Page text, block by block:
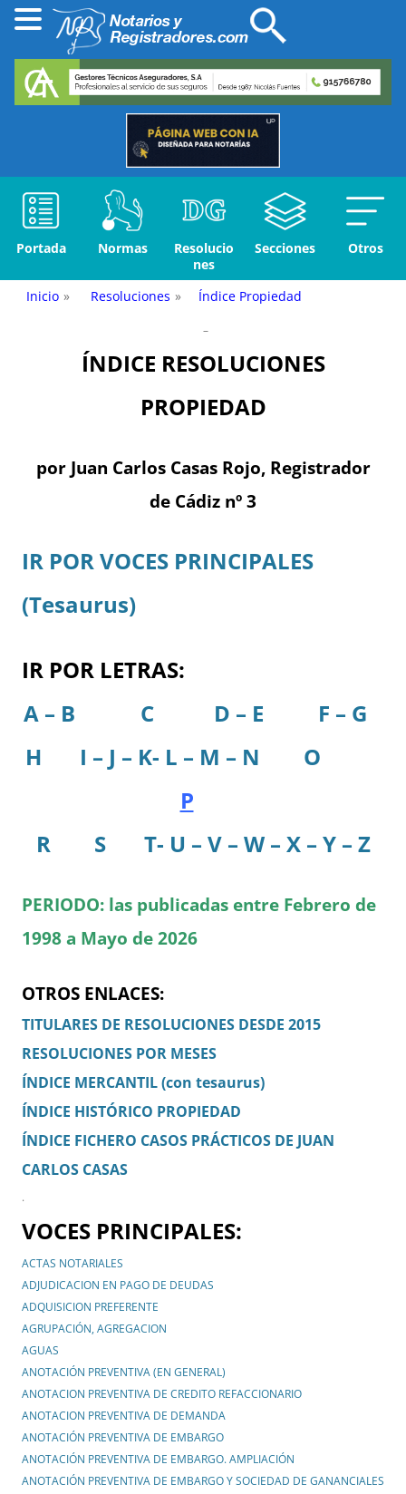
Portada Normas
Resolucio
nes
Secciones Otros
Inicio » Resoluciones » Índice Propiedad
–
ÍNDICE RESOLUCIONES
PROPIEDAD
por Juan Carlos Casas Rojo, Registrador
de Cádiz nº 3
IR POR VOCES PRINCIPALES
(Tesaurus)
IR POR LETRAS:
A – B
C D – E
F – G
H
I – J – K- L – M – N
O
P
R
S T- U – V – W – X – Y – Z
PERIODO: las publicadas entre Febrero de
1998 a Mayo de 2026
OTROS ENLACES:
TITULARES DE RESOLUCIONES DESDE 2015
RESOLUCIONES POR MESES
ÍNDICE MERCANTIL (con tesaurus)
ÍNDICE HISTÓRICO PROPIEDAD
ÍNDICE FICHERO CASOS PRÁCTICOS DE JUAN
CARLOS CASAS
.
VOCES PRINCIPALES:
ACTAS NOTARIALES
ADJUDICACION EN PAGO DE DEUDAS
ADQUISICION PREFERENTE
AGRUPACIÓN, AGREGACION
AGUAS
ANOTACIÓN PREVENTIVA (EN GENERAL)
ANOTACION PREVENTIVA DE CREDITO REFACCIONARIO
ANOTACION PREVENTIVA DE DEMANDA
ANOTACIÓN PREVENTIVA DE EMBARGO
ANOTACIÓN PREVENTIVA DE EMBARGO. AMPLIACIÓN
ANOTACIÓN PREVENTIVA DE EMBARGO Y SOCIEDAD DE GANANCIALES